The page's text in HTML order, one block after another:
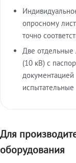
опросному
точно
Две
(10 кВ) с
Для
оборудования